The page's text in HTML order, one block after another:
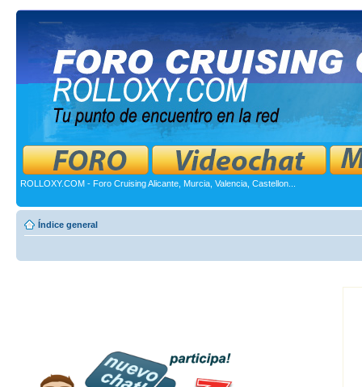
ROLLOXY.COM - Foro Cruising Alicante, Murcia, Valencia, Castellon...
Índice general